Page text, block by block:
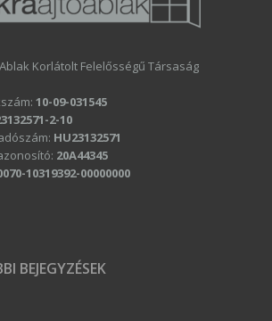
Korlátolt Felelősségű Társaság
10-09-031545
2-10
HU23132571
20A44345
10319392-00000000
BEJEGYZÉSEK